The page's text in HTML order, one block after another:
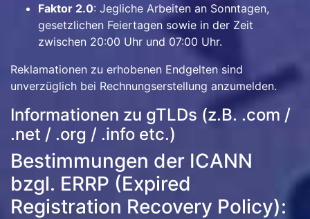
Faktor 2.0: Jegliche Arbeiten an Sonntagen,
gesetzlichen Feiertagen sowie in der Zeit
zwischen 20:00 Uhr und 07:00 Uhr.
Reklamationen zu erhobenen Endgelten sind
unverzüglich bei Rechnungserstellung anzumelden.
Informationen zu gTLDs (z.B. .com /
.net / .org / .info etc.)
Bestimmungen der ICANN
bzgl. ERRP (Expired
Registration Recovery Policy):